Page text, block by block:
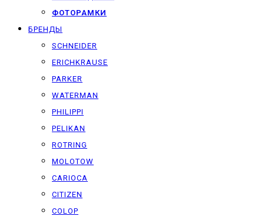
ФОТОРАМКИ
БРЕНДЫ
SCHNEIDER
ERICHKRAUSE
PARKER
WATERMAN
PHILIPPI
PELIKAN
ROTRING
MOLOTOW
CARIOCA
CITIZEN
COLOP